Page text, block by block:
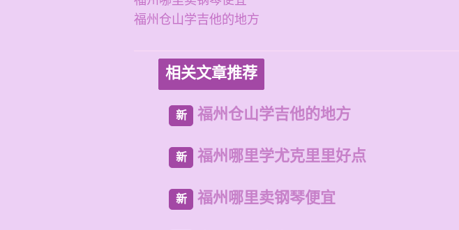
福州仓山学吉他的地方
相关文章推荐
新 福州仓山学吉他的地方
新 福州哪里学尤克里里好点
新 福州哪里卖钢琴便宜